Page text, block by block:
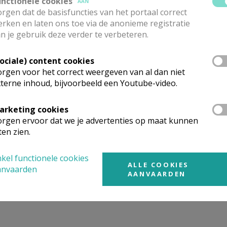
Sint-Martinus (Hombeek).
en de verschillende lokale ploegen behartigen het
Jan Arnalsteen en zuster Ann Van Steenweghen
Jakob is Pius X een gemeenschap die gegroeid is in
jaren '60 van de vorige eeuw. De vruchten hiervan
info: zie website
in Pius X:
weekend
Eucharistie- of gebedsviering
vinden ook
dat de basisfuncties van het portaal correct
en laten ons toe via de anonieme registratie
je gebruik deze verder te verbeteren.
content cookies
voor het correct weergeven van al dan niet
inhoud, bijvoorbeeld een Youtube-video.
cookies
ervoor dat we je advertenties op maat kunnen
zien.
functionele cookies
ALLE COOKIES
AANVAARDEN